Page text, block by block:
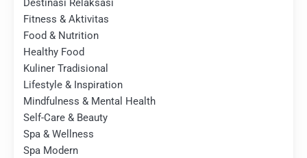
Destinasi Relaksasi
Fitness & Aktivitas
Food & Nutrition
Healthy Food
Kuliner Tradisional
Lifestyle & Inspiration
Mindfulness & Mental Health
Self-Care & Beauty
Spa & Wellness
Spa Modern